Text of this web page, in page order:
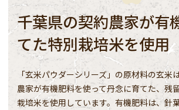
千葉県の契約農家が有
てた特別栽培米を使用
「玄米パウダーシリーズ」の原材料の玄米
農家が有機肥料を使って丹念に育てた、残
栽培米を使用しています。有機肥料は、針